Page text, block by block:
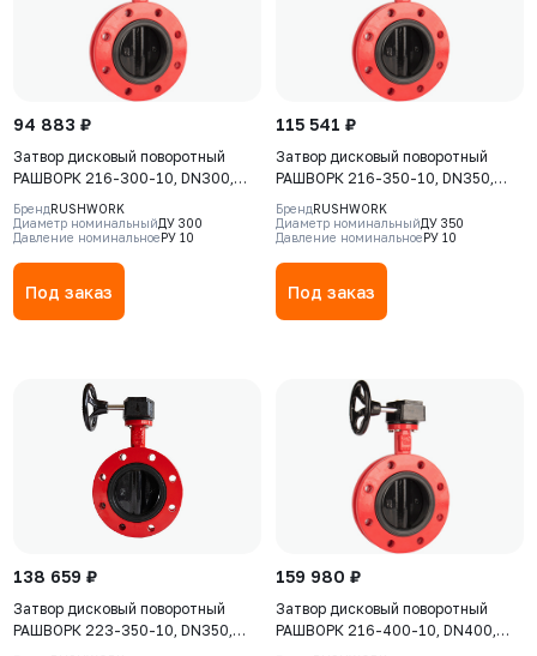
94 883 ₽
Затвор дисковый поворотный
РАШВОРК 216-300-10, DN300,
PN10, корпус - GJL-250 (GG25),
диск - GJS-400-15 (GGG40),
уплотнение - EPDM, Ф/Ф,
редуктор
БрендRUSHWORK
Диаметр номинальныйДУ 300
Давление номинальноеРУ 10
Под заказ
115 541 ₽
Затвор дисковый поворотный
РАШВОРК 216-350-10, DN350,
PN10, корпус - GJL-250 (GG25),
диск - GJS-400-15 (GGG40),
уплотнение - EPDM, Ф/Ф,
редуктор
БрендRUSHWORK
Диаметр номинальныйДУ 350
Давление номинальноеРУ 10
Под заказ
138 659 ₽
Затвор дисковый поворотный
РАШВОРК 223-350-10, DN350,
PN10, корпус - Чугун GJS-400-15
159 980 ₽
Затвор дисковый поворотный
РАШВОРК 216-400-10, DN400,
PN10, корпус - GJL-250 (GG25),